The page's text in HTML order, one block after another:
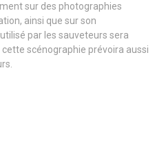
sur des photographies
ainsi que sur son
par les sauveteurs sera
cette scénographie prévoira aussi